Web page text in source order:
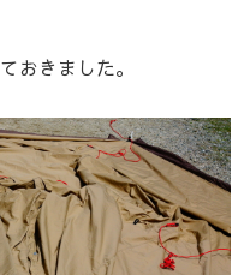
おきました。